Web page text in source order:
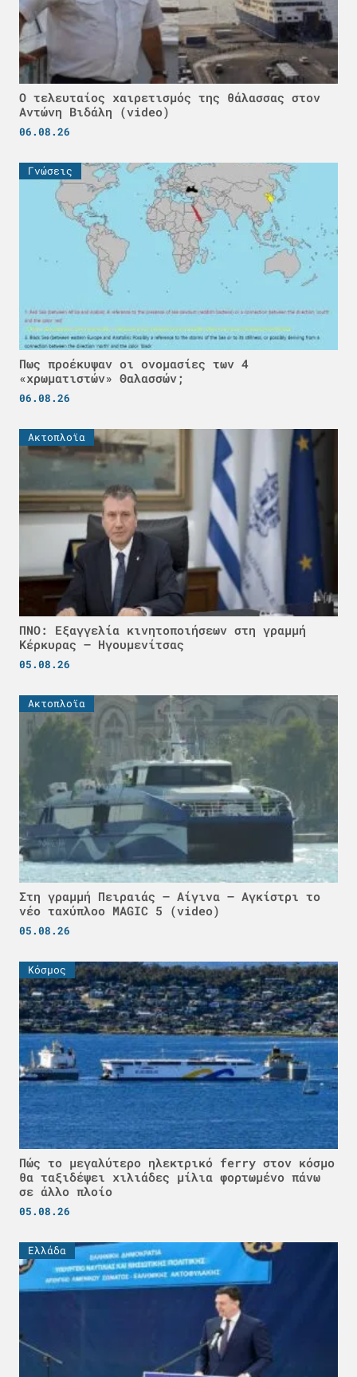
Ο τελευταίος χαιρετισμός της θάλασσας στον
Αντώνη Βιδάλη (video)
06.08.26
Γνώσεις
Πως προέκυψαν οι ονομασίες των 4
«χρωματιστών» Θαλασσών;
06.08.26
Ακτοπλοϊα
ΠΝΟ: Εξαγγελία κινητοποιήσεων στη γραμμή
Κέρκυρας – Ηγουμενίτσας
05.08.26
Ακτοπλοϊα
Στη γραμμή Πειραιάς – Αίγινα – Αγκίστρι το
νέο ταχύπλοο MAGIC 5 (video)
05.08.26
Κόσμος
Πώς το μεγαλύτερο ηλεκτρικό ferry στον κόσμο
θα ταξιδέψει χιλιάδες μίλια φορτωμένο πάνω
σε άλλο πλοίο
05.08.26
Ελλάδα